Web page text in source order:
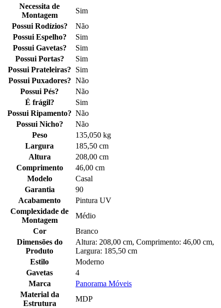
Necessita de
Montagem
Sim
Possui Rodízios?
Não
Possui Espelho?
Sim
Possui Gavetas?
Sim
Possui Portas?
Sim
Possui Prateleiras?
Sim
Possui Puxadores? Não
Possui Pés?
Não
É frágil?
Sim
Possui Ripamento? Não
Possui Nicho?
Não
Peso
135,050 kg
Largura
185,50 cm
Altura
208,00 cm
Comprimento
46,00 cm
Modelo
Casal
Garantia
90
Acabamento
Pintura UV
Complexidade de
Montagem
Médio
Cor
Branco
Dimensões do
Produto
Altura: 208,00 cm, Comprimento: 46,00 cm,
Largura: 185,50 cm
Estilo
Moderno
Gavetas
4
Marca
Panorama Móveis
Material da
Estrutura
MDP